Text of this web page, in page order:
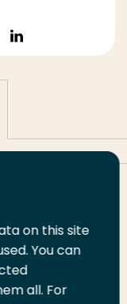
Volg op
LinkedIn
on this site
You can
all. For